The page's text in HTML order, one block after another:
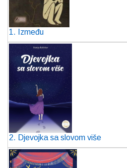
1. Između
2. Djevojka sa slovom više